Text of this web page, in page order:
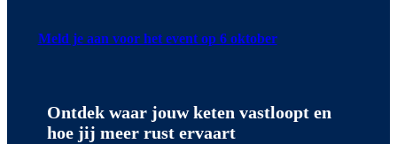
Meld je aan voor het event op 6 oktober
Ontdek waar jouw keten vastloopt en
hoe jij meer rust ervaart